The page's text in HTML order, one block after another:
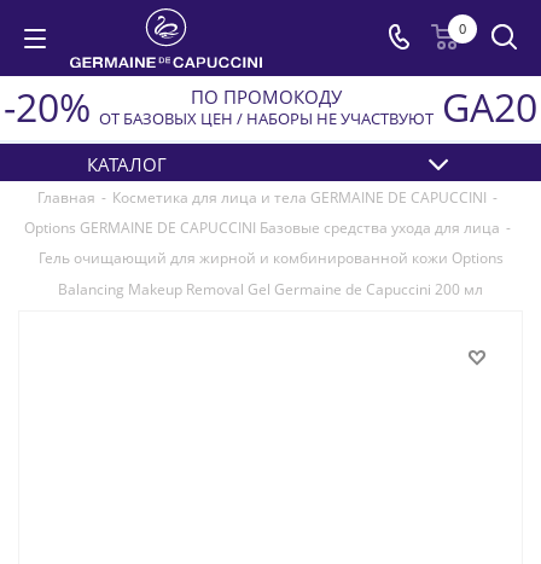
0
-20% ПО ПРОМОКОДУ
ОТ БАЗОВЫХ ЦЕН / НАБОРЫ НЕ УЧАСТВУЮТ GA20
КАТАЛОГ
Главная - Косметика для лица и тела GERMAINE DE CAPUCCINI -
Options GERMAINE DE CAPUCCINI Базовые средства ухода для лица -
Гель очищающий для жирной и комбинированной кожи Options
Balancing Makeup Removal Gel Germaine de Capuccini 200 мл